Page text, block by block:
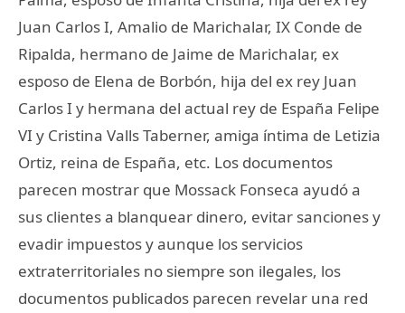
Juan Carlos I, Amalio de Marichalar, IX Conde de
Ripalda, hermano de Jaime de Marichalar, ex
esposo de Elena de Borbón, hija del ex rey Juan
Carlos I y hermana del actual rey de España Felipe
VI y Cristina Valls Taberner, amiga íntima de Letizia
Ortiz, reina de España, etc. Los documentos
parecen mostrar que Mossack Fonseca ayudó a
sus clientes a blanquear dinero, evitar sanciones y
evadir impuestos y aunque los servicios
extraterritoriales no siempre son ilegales, los
documentos publicados parecen revelar una red